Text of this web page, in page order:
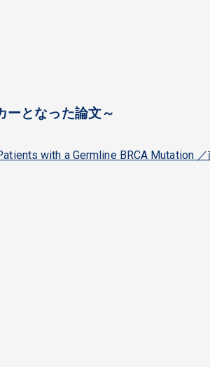
ーとなった論文～
with a Germline BRCA Mutation